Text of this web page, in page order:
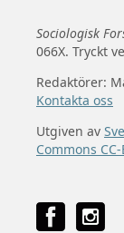
Sociologisk
066X. Tryckt
Redaktörer:
Kontakta oss
Utgiven av
Commons